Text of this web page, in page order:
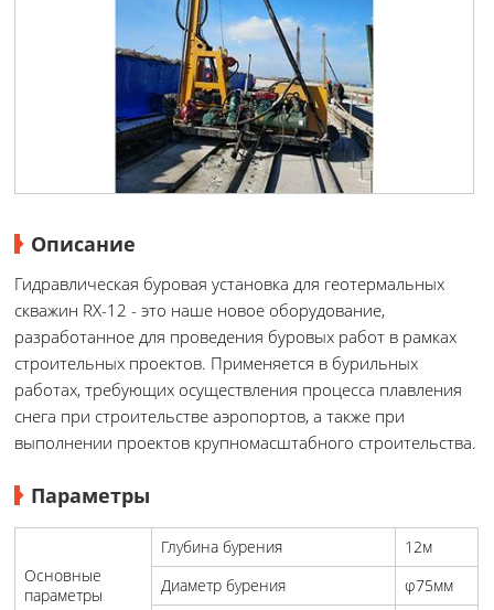
Описание
Гидравлическая буровая установка для геотермальных
скважин RX-12 - это наше новое оборудование,
разработанное для проведения буровых работ в рамках
строительных проектов. Применяется в бурильных
работах, требующих осуществления процесса плавления
снега при строительстве аэропортов, а также при
выполнении проектов крупномасштабного строительства.
Параметры
Основные
параметры
Глубина бурения
12м
Диаметр бурения
φ75мм